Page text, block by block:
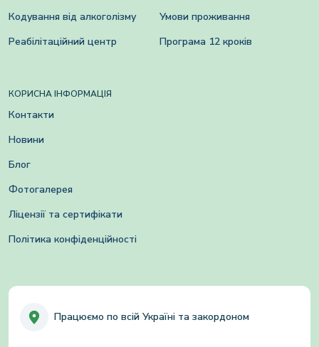
Кодування від алкоголізму
Реабілітаційний центр
Умови проживання
Програма 12 кроків
КОРИСНА ІНФОРМАЦІЯ
Контакти
Новини
Блог
Фотогалерея
Ліцензії та сертифікати
Політика конфіденційності
Працюємо по всій Україні та закордоном